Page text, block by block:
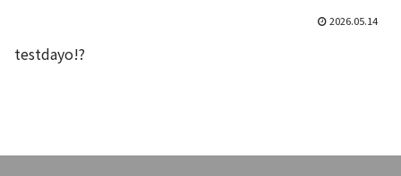
2026.05.14
testdayo!?